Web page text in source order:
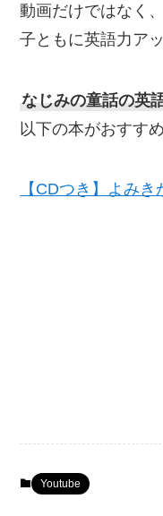
動画だけではなく、
子ともに英語力ア
なじみの童話の英
以下の本がおすすめ
【CDつき】よみ
Youtube